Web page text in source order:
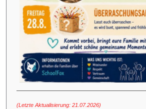
(Letzte Aktualisierung: 21.07.2026)